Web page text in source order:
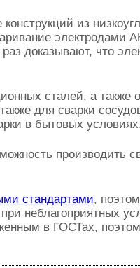
из
электродами
доказывают, что
сталей, а также
для сварки
в бытовых
производить
стандартами,
неблагоприятных
в ГОСТах,